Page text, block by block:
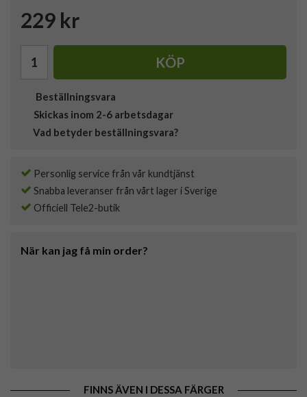
229 kr
KÖP
Beställningsvara
Skickas inom 2-6 arbetsdagar
Vad betyder beställningsvara?
Personlig service från vår kundtjänst
Snabba leveranser från vårt lager i Sverige
Officiell Tele2-butik
När kan jag få min order?
FINNS ÄVEN I DESSA FÄRGER